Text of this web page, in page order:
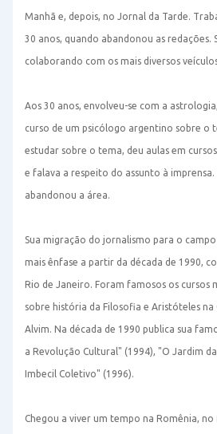
Manhã e, depois, no Jornal da Tarde.
30 anos, quando abandonou as redações.
colaborando com os mais diversos
Aos 30 anos, envolveu-se com a
curso de um psicólogo argentino sobre o
estudar sobre o tema, deu aulas em
e falava a respeito do assunto à imprensa.
abandonou a área.
Sua migração do jornalismo para o
mais ênfase a partir da década de 1990,
Rio de Janeiro. Foram famosos os cursos
sobre história da Filosofia e Aristóteles na
Alvim. Na década de 1990 publica sua
a Revolução Cultural" (1994), "O Jardim
Imbecil Coletivo" (1996).
Chegou a viver um tempo na Romênia, no